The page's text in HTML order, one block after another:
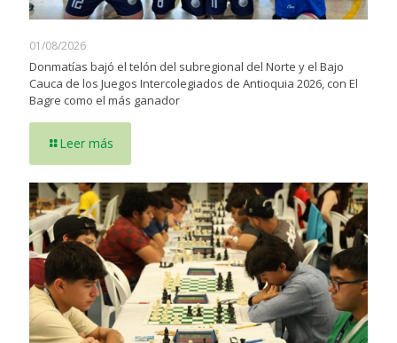
01/08/2026
Donmatías bajó el telón del subregional del Norte y el Bajo
Cauca de los Juegos Intercolegiados de Antioquia 2026, con El
Bagre como el más ganador
Leer más